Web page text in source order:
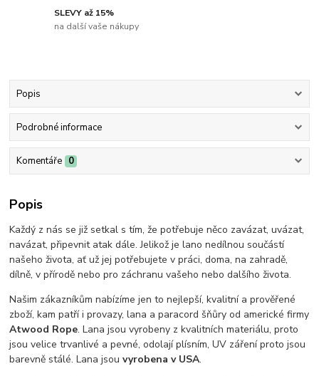
SLEVY až 15%
na další vaše nákupy
Popis
Podrobné informace
Komentáře 0
Popis
Každý z nás se již setkal s tím, že potřebuje něco zavázat, uvázat,
navázat, připevnit atak dále. Jelikož je lano nedílnou součástí
našeho života, ať už jej potřebujete v práci, doma, na zahradě,
dílně, v přírodě nebo pro záchranu vašeho nebo dalšího života.
Našim zákazníkům nabízíme jen to nejlepší, kvalitní a prověřené
zboží, kam patří i provazy, lana a paracord šňůry od americké firmy
Atwood Rope. Lana jsou vyrobeny z kvalitních materiálu, proto
jsou velice trvanlivé a pevné, odolají plísním, UV záření proto jsou
barevně stálé. Lana jsouvyrobena v USA.